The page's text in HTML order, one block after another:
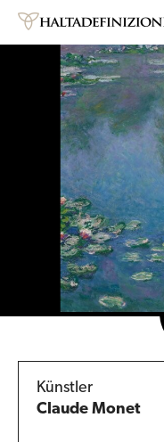
Künstler
Claude Monet